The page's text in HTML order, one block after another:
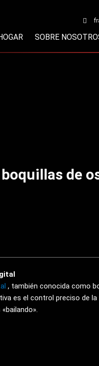
SOBRE
boquillas de
, también conocida como
es el control preciso de